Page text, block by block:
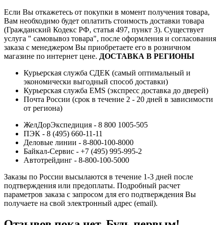
Если Вы откажетесь от покупки в момент получения товара,
Вам необходимо будет оплатить стоимость доставки товара
(Гражданский Кодекс РФ, статья 497, пункт 3). Существует
услуга " самовывоз товара", после оформления и согласования
заказа с менеджером Вы приобретаете его в розничном
магазине по интернет цене. ДОСТАВКА В РЕГИОНЫ
Курьерская служба СДЕК (самый оптимальный и
экономически выгодный способ доставки)
Курьерская служба EMS (экспресс доставка до дверей)
Почта России (срок в течение 2 - 20 дней в зависимости
от региона)
ЖелДорЭкспедиция - 8 800 1005-505
ПЭК - 8 (495) 660-11-11
Деловые линии - 8-800-100-8000
Байкал-Сервис - +7 (495) 995-995-2
Автотрейдинг - 8-800-100-5000
Заказы по России высылаются в течение 1-3 дней после
подтверждения или предоплаты. Подробный расчет
параметров заказа с запросом для его подтверждения Вы
получаете на свой электронный адрес (email).